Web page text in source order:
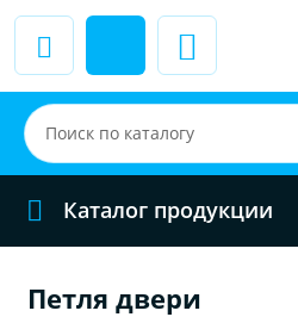
Каталог продукции
Петля двери